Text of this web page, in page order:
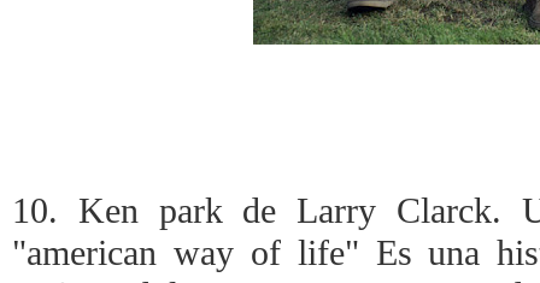
10. Ken park de Larry Clarck.
"american way of life" Es una